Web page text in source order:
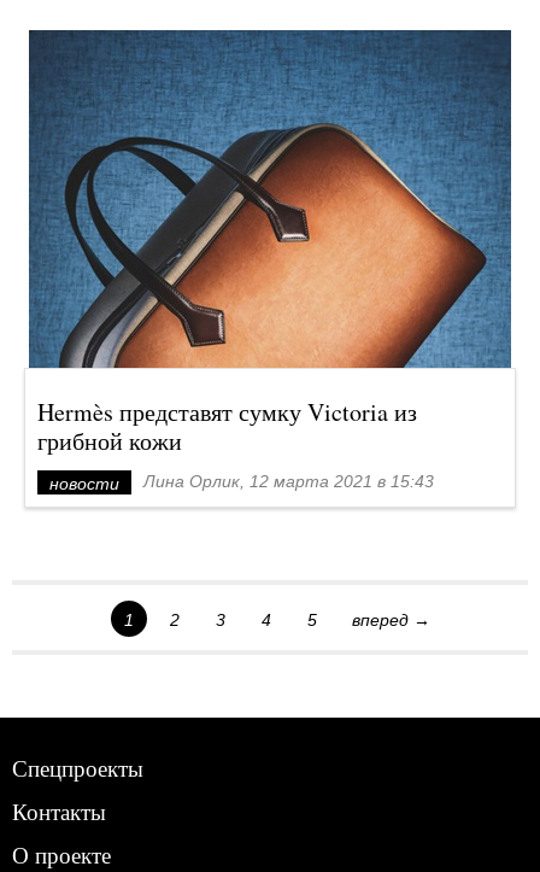
Hermès представят сумку Victoria из
грибной кожи
новости Лина Орлик, 12 марта 2021 в 15:43
1 2 3 4 5 вперед →
Спецпроекты
Контакты
О проекте